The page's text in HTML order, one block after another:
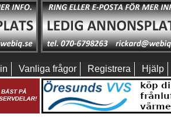
Vanliga frågor Registrera Hjälp